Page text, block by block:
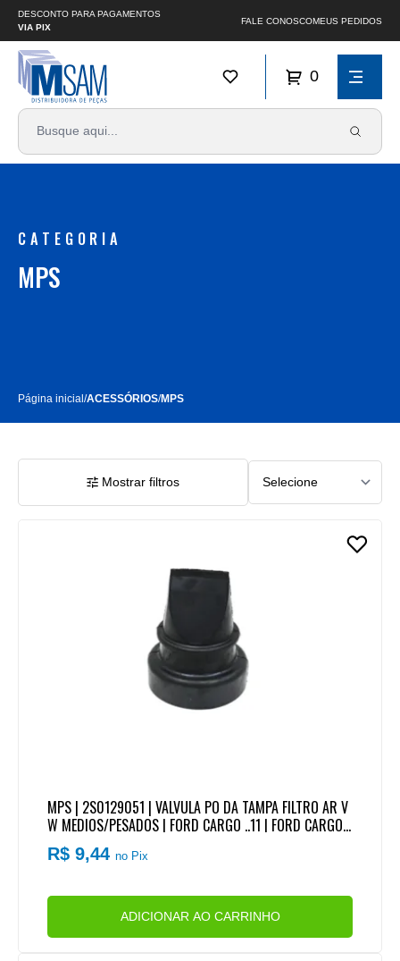
DESCONTO PARA PAGAMENTOS
VIA PIX
FALE CONOSCOMEUS PEDIDOS
0
CATEGORIA
MPS
Página inicial/ACESSÓRIOS/MPS
Mostrar filtros
MPS | 2S0129051 | VALVULA PO DA TAMPA FILTRO AR V
W MEDIOS/PESADOS | FORD CARGO ..11 | FORD CARGO
NOVO PANDA 12.. | MB HPN/CARA CHATA
R$ 9,44no Pix
ADICIONAR AO CARRINHO